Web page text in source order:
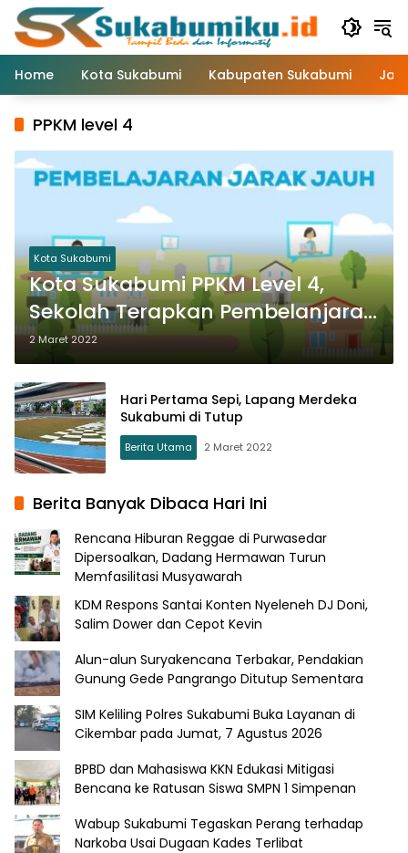
Langsung
konten
Home
Kota Sukabumi Kabupaten Sukabumi
PPKM level 4
Kota Sukabumi
Kota Sukabumi PPKM Level 4,
Sekolah Terapkan Pembelanjaran
Jarak Jauh
2 Maret 2022
Hari Pertama Sepi, Lapang Merdeka
Sukabumi di Tutup
Berita Utama 2 Maret 2022
Berita Banyak Dibaca Hari Ini
Rencana Hiburan Reggae di Purwasedar
Dipersoalkan, Dadang Hermawan Turun
Memfasilitasi Musyawarah
KDM Respons Santai Konten Nyeleneh DJ Doni,
Salim Dower dan Cepot Kevin
Alun-alun Suryakencana Terbakar, Pendakian
Gunung Gede Pangrango Ditutup Sementara
SIM Keliling Polres Sukabumi Buka Layanan di
Cikembar pada Jumat, 7 Agustus 2026
BPBD dan Mahasiswa KKN Edukasi Mitigasi
Bencana ke Ratusan Siswa SMPN 1 Simpenan
Wabup Sukabumi Tegaskan Perang terhadap
Narkoba Usai Dugaan Kades Terlibat